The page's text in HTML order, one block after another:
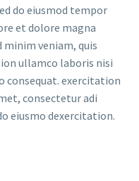
do eiusmod tempor
et dolore magna
minim veniam, quis
ullamco laboris nisi
consequat. exercitation
consectetur adi
eiusmo dexercitation.